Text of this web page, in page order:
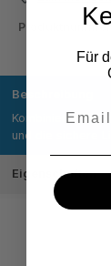
Beschreibung
Kombinieren Sie
und die sichere
Eigenschaften
Für